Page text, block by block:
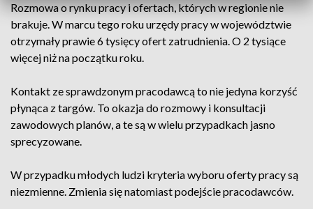
Rozmowa o rynku pracy i ofertach, których w regionie nie
brakuje. W marcu tego roku urzędy pracy w województwie
otrzymały prawie 6 tysięcy ofert zatrudnienia. O 2 tysiące
więcej niż na początku roku.
Kontakt ze sprawdzonym pracodawcą to nie jedyna korzyść
płynąca z targów. To okazja do rozmowy i konsultacji
zawodowych planów, a te są w wielu przypadkach jasno
sprecyzowane.
W przypadku młodych ludzi kryteria wyboru oferty pracy są
niezmienne. Zmienia się natomiast podejście pracodawców.